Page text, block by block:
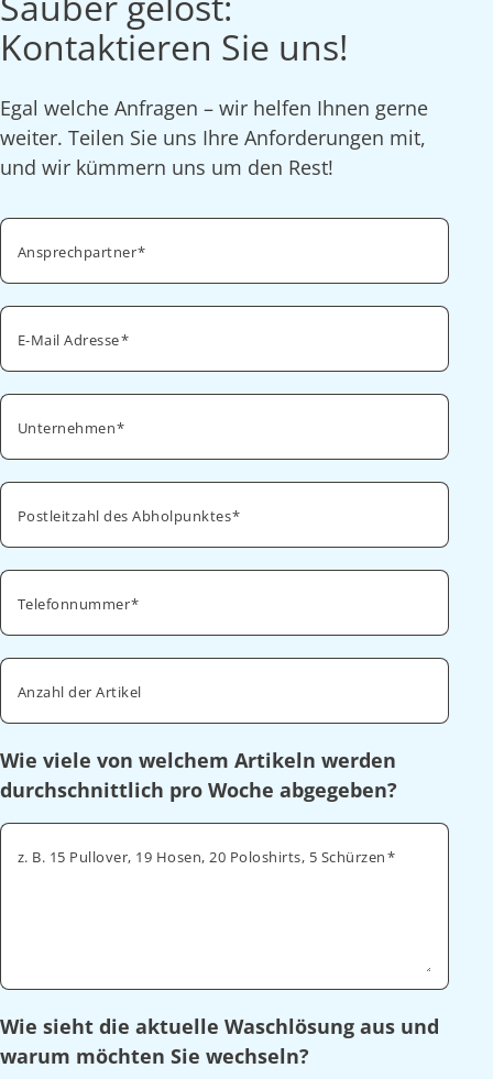
Kontaktieren Sie uns!
Egal welche Anfragen – wir helfen Ihnen gerne
weiter. Teilen Sie uns Ihre Anforderungen mit,
und wir kümmern uns um den Rest!
Ansprechpartner
E-Mail Adresse
Unternehmen
Postleitzahl des Abholpunktes
Telefonnummer
Anzahl der Artikel
Wie viele von welchem Artikeln werden
durchschnittlich pro Woche abgegeben?
z. B. 15 Pullover, 19 Hosen, 20 Poloshirts, 5 Schürzen
Wie sieht die aktuelle Waschlösung aus und
warum möchten Sie wechseln?